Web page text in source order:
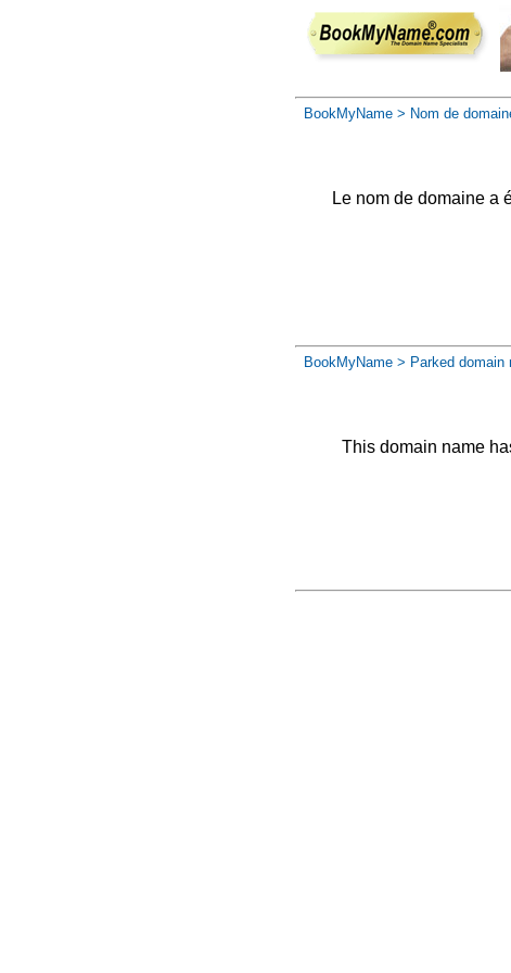
BookMyName > Nom de
Le nom de domaine a
BookMyName > Parked domain
This domain name